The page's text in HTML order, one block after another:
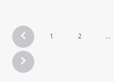
1 2 ...